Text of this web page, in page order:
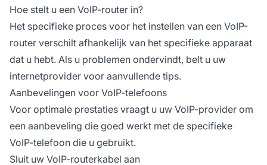
Hoe stelt u een VoIP-router in?
Het specifieke proces voor het instellen van een VoIP-
router verschilt afhankelijk van het specifieke apparaat
dat u hebt. Als u problemen ondervindt, belt u uw
internetprovider voor aanvullende tips.
Aanbevelingen voor VoIP-telefoons
Voor optimale prestaties vraagt u uw VoIP-provider om
een aanbeveling die goed werkt met de specifieke
VoIP-telefoon die u gebruikt.
Sluit uw VoIP-routerkabel aan